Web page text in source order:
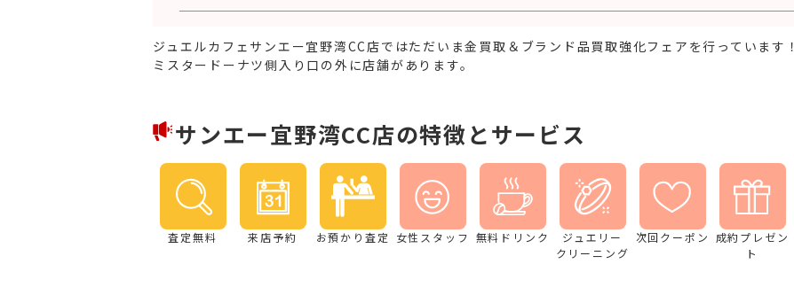
ジュエルカフェサンエー宜野湾CC店ではただいま金買取＆ブランド品買取強化フェアを行っています！
ミスタードーナツ側入り口の外に店舗があります。
サンエー宜野湾CC店の特徴とサービス
査定無料 来店予約 お預かり査定 女性スタッフ 無料ドリンク
ジュエリー
クリーニング
次回クーポン
成約プレゼン
ト